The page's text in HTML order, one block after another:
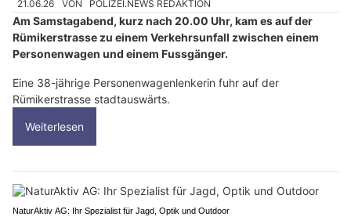
21.06.26 VON POLIZEI.NEWS REDAKTION
Am Samstagabend, kurz nach 20.00 Uhr, kam es auf der
Rümikerstrasse zu einem Verkehrsunfall zwischen einem
Personenwagen und einem Fussgänger.
Eine 38-jährige Personenwagenlenkerin fuhr auf der
Rümikerstrasse stadtauswärts.
Weiterlesen
NaturAktiv AG: Ihr Spezialist für Jagd, Optik und Outdoor